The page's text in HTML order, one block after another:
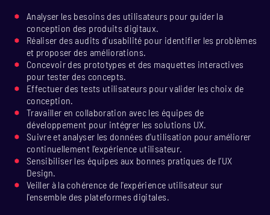
Analyser les besoins des utilisateurs pour guider la
conception des produits digitaux.
Réaliser des audits d’usabilité pour identifier les problèmes
et proposer des améliorations.
Concevoir des prototypes et des maquettes interactives
pour tester des concepts.
Effectuer des tests utilisateurs pour valider les choix de
conception.
Travailler en collaboration avec les équipes de
développement pour intégrer les solutions UX.
Suivre et analyser les données d'utilisation pour améliorer
continuellement l’expérience utilisateur.
Sensibiliser les équipes aux bonnes pratiques de l’UX
Design.
Veiller à la cohérence de l'expérience utilisateur sur
l'ensemble des plateformes digitales.